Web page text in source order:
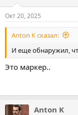
Окт 20, 2025
Anton K сказал:
И еще обнаружил,
Это маркер..
Anton K